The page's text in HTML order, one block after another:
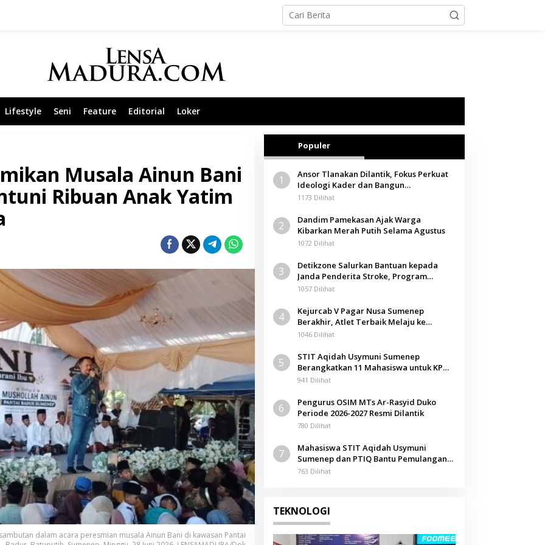
Lifestyle Seni Feature Editorial Loker
Musala Ainun Bani
Ribuan Anak Yatim
dalam acara peresmian musala Ainun Bani di kawasan Pantai
Populer
1
Ansor Tlanakan Dilantik, Fokus Perkuat
Ideologi Kader dan Bangun
Kemandirian Ekonomi
1173 Dilihat
2
Dandim Pamekasan Ajak Warga
Kibarkan Merah Putih Selama Agustus
1072 Dilihat
3
Detikzone Salurkan Bantuan kepada
Janda Penderita Stroke, Program
Berbagi Masuki Hari ke-61
1057 Dilihat
4
Kejurcab V Pagar Nusa Sumenep
Berakhir, Atlet Terbaik Melaju ke
Kejurwil Jatim
1046 Dilihat
5
STIT Aqidah Usymuni Sumenep
Berangkatkan 11 Mahasiswa untuk KPM
Internasional di Malaysia
941 Dilihat
6
Pengurus OSIM MTs Ar-Rasyid Duko
Periode 2026-2027 Resmi Dilantik
780 Dilihat
7
Mahasiswa STIT Aqidah Usymuni
Sumenep dan PTIQ Bantu Pemulangan
Jenazah WNI Asal Aceh di Malaysia
763 Dilihat
TEKNOLOGI